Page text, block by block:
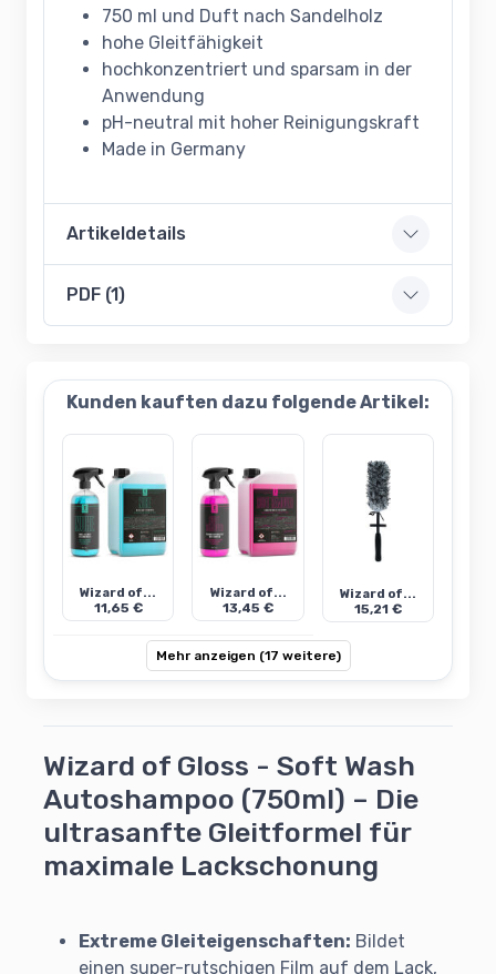
750 ml und Duft nach Sandelholz
hohe Gleitfähigkeit
hochkonzentriert und sparsam in der
Anwendung
pH-neutral mit hoher Reinigungskraft
Made in Germany
Artikeldetails
PDF (1)
Kunden kauften dazu folgende Artikel:
Wizard of...
11,65 €
Wizard of...
13,45 €
Wizard of...
15,21 €
Mehr anzeigen (17 weitere)
Wizard of Gloss - Soft Wash
Autoshampoo (750ml) – Die
ultrasanfte Gleitformel für
maximale Lackschonung
Extreme Gleiteigenschaften: Bildet
einen super-rutschigen Film auf dem Lack,